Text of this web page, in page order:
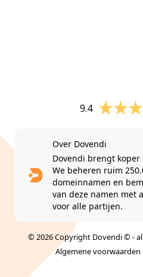
9.4
Over Dovendi
Dovendi brengt koper
We beheren ruim
domeinnamen en
van deze namen met
voor alle partijen.
© 2026 Copyright Dovendi © -
Algemene voorwaarden